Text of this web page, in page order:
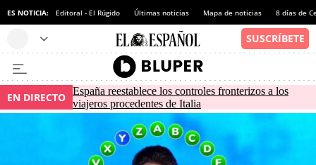
ES NOTICIA: Editoral - El Rúgido Últimas noticias Mapa de noticias 8 días de
EN DIRECTO España reestablece los controles fronterizos a los
viajeros procedentes de Italia